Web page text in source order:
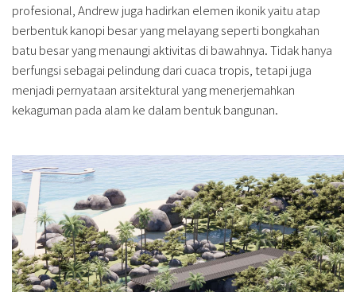
profesional, Andrew juga hadirkan elemen ikonik yaitu atap
berbentuk kanopi besar yang melayang seperti bongkahan
batu besar yang menaungi aktivitas di bawahnya. Tidak hanya
berfungsi sebagai pelindung dari cuaca tropis, tetapi juga
menjadi pernyataan arsitektural yang menerjemahkan
kekaguman pada alam ke dalam bentuk bangunan.